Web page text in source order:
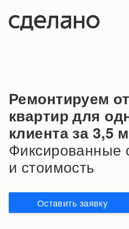
Ремонтируем
квартир для
клиента за 3,5
Фиксированные
и стоимость
Оставить заявку